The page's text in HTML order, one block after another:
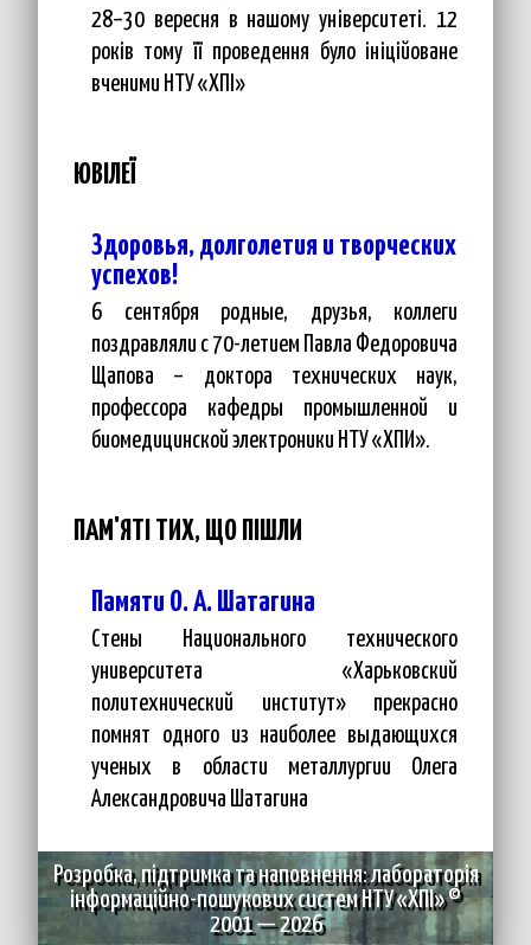
28–30 вересня в нашому університеті. 12
років тому її проведення було ініційоване
вченими НТУ «ХПІ»
ЮВІЛЕЇ
Здоровья, долголетия и творческих
успехов!
6 сентября родные, друзья, коллеги
поздравляли с 70-летием Павла Федоровича
Щапова – доктора технических наук,
профессора кафедры промышленной и
биомедицинской электроники НТУ «ХПИ».
ПАМ'ЯТІ ТИХ, ЩО ПІШЛИ
Памяти О. А. Шатагина
Стены Национального технического
университета «Харьковский
политехнический институт» прекрасно
помнят одного из наиболее выдающихся
ученых в области металлургии Олега
Александровича Шатагина
Розробка, підтримка та наповнення:лабораторія
інформаційно-пошукових систем НТУ «ХПІ»©
2001 — 2026